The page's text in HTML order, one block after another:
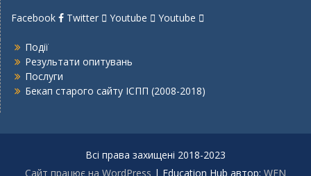
Facebook Twitter Youtube Youtube
Події
Результати опитувань
Послуги
Бекап старого сайту ІСПП (2008-2018)
Всі права захищені 2018-2023
Сайт працює на WordPress | Education Hub автор: WEN